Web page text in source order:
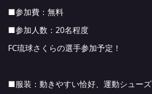
■参加費：無料
■参加人数：20名程度
FC琉球さくらの選手参加予定！
■服装：動きやすい恰好、運動シューズ